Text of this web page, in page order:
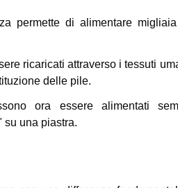
permette di alimentare
ricaricati attraverso i tessuti
delle pile.
ora essere alimentati
su una piastra.